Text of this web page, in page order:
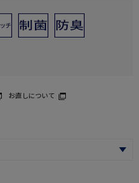
お直しについて